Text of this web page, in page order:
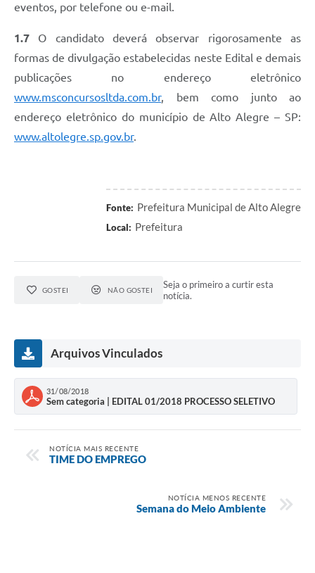
eventos, por telefone ou e-mail.
1.7 O candidato deverá observar rigorosamente as
formas de divulgação estabelecidas neste Edital e demais
publicações no endereço eletrônico
www.msconcursosltda.com.br, bem como junto ao
endereço eletrônico do município de Alto Alegre – SP:
www.altolegre.sp.gov.br.
Fonte: Prefeitura Municipal de Alto Alegre
Local: Prefeitura
GOSTEI NÃO GOSTEI
Seja o primeiro a curtir esta
notícia.
Arquivos Vinculados
31/08/2018
Sem categoria | EDITAL 01/2018 PROCESSO SELETIVO
NOTÍCIA MAIS RECENTE
TIME DO EMPREGO
NOTÍCIA MENOS RECENTE
Semana do Meio Ambiente